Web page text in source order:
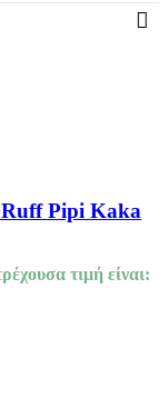
Pipi Kaka
τιμή είναι: